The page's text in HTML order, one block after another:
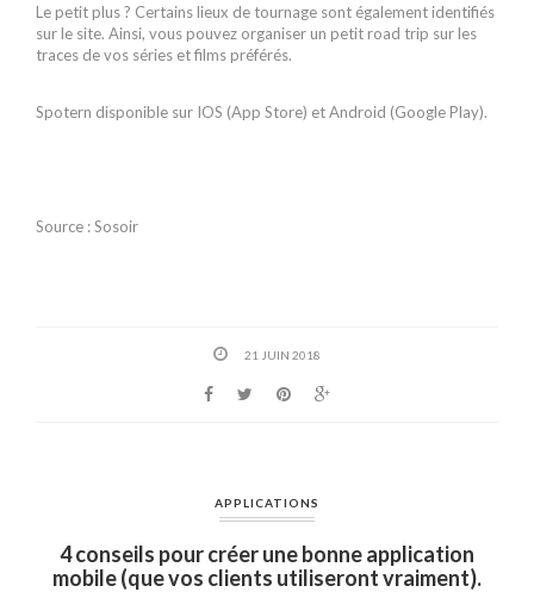
Le petit plus ? Certains lieux de tournage sont également identifiés
sur le site. Ainsi, vous pouvez organiser un petit road trip sur les
traces de vos séries et films préférés.
Spotern disponible sur IOS (App Store) et Android (Google Play).
Source : Sosoir
21 JUIN 2018
APPLICATIONS
4 conseils pour créer une bonne application
mobile (que vos clients utiliseront vraiment).